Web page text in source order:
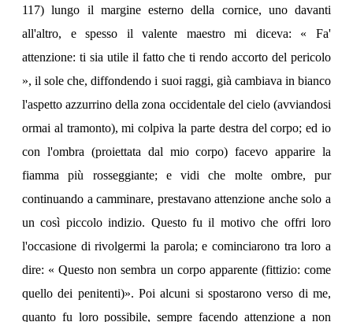
117) lungo il margine esterno della cornice, uno davanti
all'altro, e spesso il valente maestro mi diceva: « Fa'
attenzione: ti sia utile il fatto che ti rendo accorto del pericolo
», il sole che, diffondendo i suoi raggi, già cambiava in bianco
l'aspetto azzurrino della zona occidentale del cielo (avviandosi
ormai al tramonto), mi colpiva la parte destra del corpo; ed io
con l'ombra (proiettata dal mio corpo) facevo apparire la
fiamma più rosseggiante; e vidi che molte ombre, pur
continuando a camminare, prestavano attenzione anche solo a
un così piccolo indizio. Questo fu il motivo che offri loro
l'occasione di rivolgermi la parola; e cominciarono tra loro a
dire: « Questo non sembra un corpo apparente (fittizio: come
quello dei penitenti)». Poi alcuni si spostarono verso di me,
quanto fu loro possibile, sempre facendo attenzione a non